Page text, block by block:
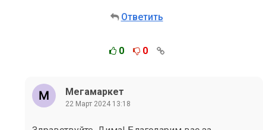
Ответить
0 0
Мегамаркет
22 Март 2024 13:18